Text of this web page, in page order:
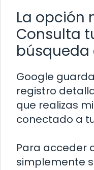
La opción
Consulta
búsqueda
Google
registro
que realizas
conectado a
Para acceder
simplemente